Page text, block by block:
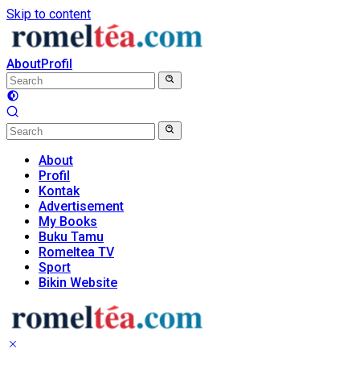
Skip to content
AboutProfil
About
Profil
Kontak
Advertisement
My Books
Buku Tamu
Romeltea TV
Sport
Bikin Website